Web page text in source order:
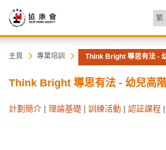
繁
協
康
會
主頁 專業培訓 Think Bright 導思有法 -
Think Bright 導思有法 - 幼兒高
計劃簡介 | 理論基礎 | 訓練活動 | 認証課程 |